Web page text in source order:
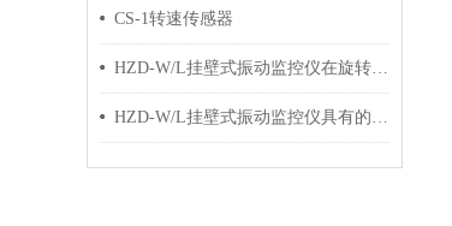
CS-1转速传感器
HZD-W/L挂壁式振动监控仪在旋转机械监测中的作用
HZD-W/L挂壁式振动监控仪具有的功能详细分析